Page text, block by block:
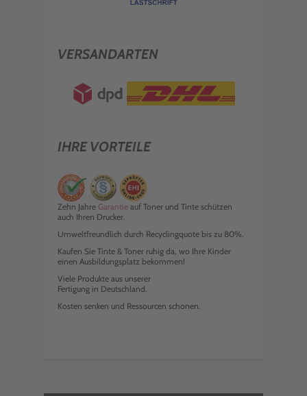
VERSANDARTEN
IHRE VORTEILE
Zehn Jahre Garantie auf Toner und Tinte schützen
auch Ihren Drucker.
Umweltfreundlich durch Recyclingquote bis zu 80%.
Kaufen Sie Tinte & Toner ruhig da, wo Ihre Kinder
einen Ausbildungsplatz bekommen!
Viele Produkte aus unserer
Fertigung in Deutschland.
Kosten senken und Ressourcen schonen.